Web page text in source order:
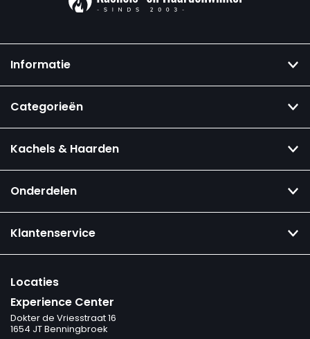
Informatie
Categorieën
Kachels & Haarden
Onderdelen
Klantenservice
Locaties
Experience Center
Dokter de Vriesstraat 16
1654 JT Benningbroek